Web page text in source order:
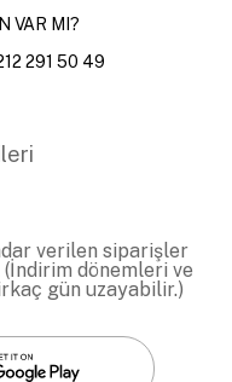
VAR MI?
291 50 49
verilen siparişler
dönemleri ve
gün uzayabilir.)